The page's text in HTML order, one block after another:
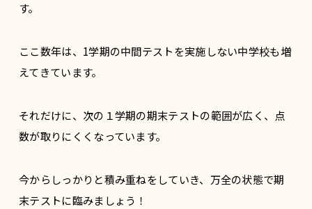
す。
ここ数年は、1学期の中間テストを実施しない中学校も増
えてきています。
それだけに、次の１学期の期末テストの範囲が広く、点
数が取りにくくなっています。
今からしっかりと積み重ねをしていき、万全の状態で期
末テストに臨みましょう！